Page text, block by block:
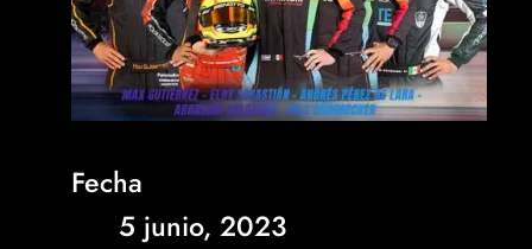
Fecha
5 junio, 2023